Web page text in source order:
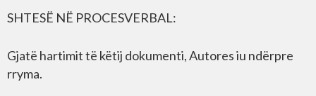
SHTESË NË PROCESVERBAL:
Gjatë hartimit të këtij dokumenti, Autores iu ndërpre
rryma.